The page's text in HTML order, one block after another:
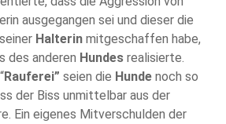
ausgegangen sei und dieser die
Halterin mitgeschaffen habe,
des anderen Hundes realisierte.
Rauferei” seien die Hunde noch so
der Biss unmittelbar aus der
Ein eigenes Mitverschulden der